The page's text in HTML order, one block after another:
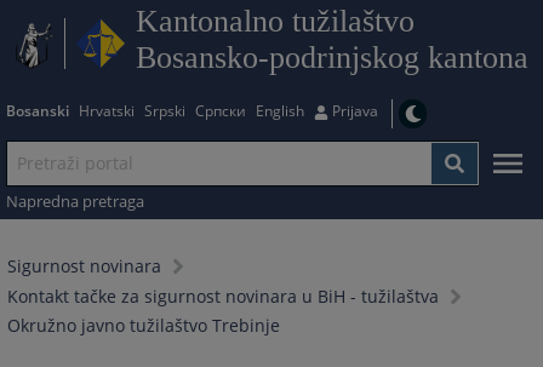
Kantonalno tužilaštvo
Bosansko-podrinjskog kantona
Bosanski Hrvatski Srpski Српски English Prijava
Napredna pretraga
Sigurnost novinara
Kontakt tačke za sigurnost novinara u BiH - tužilaštva
Okružno javno tužilaštvo Trebinje